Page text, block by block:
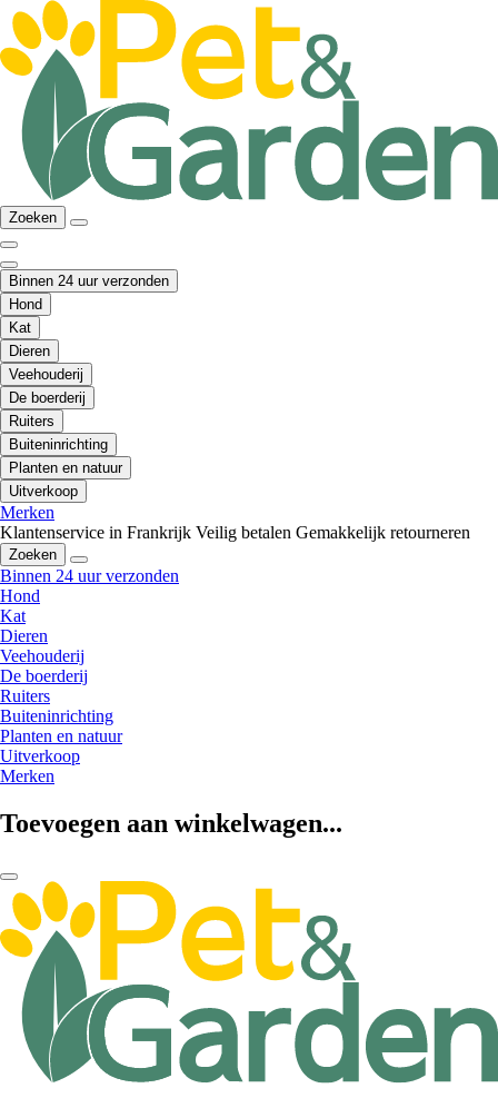
Zoeken
Binnen 24 uur verzonden
Hond
Kat
Dieren
Veehouderij
De boerderij
Ruiters
Buiteninrichting
Planten en natuur
Uitverkoop
Merken
Klantenservice in Frankrijk Veilig betalen Gemakkelijk retourneren
Zoeken
Binnen 24 uur verzonden
Hond
Kat
Dieren
Veehouderij
De boerderij
Ruiters
Buiteninrichting
Planten en natuur
Uitverkoop
Merken
Toevoegen aan winkelwagen...